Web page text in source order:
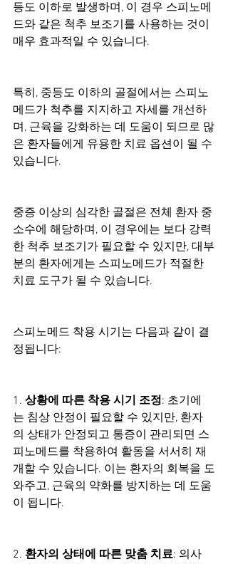
등도 이하로 발생하며, 이 경우 스피노메
드와 같은 척추 보조기를 사용하는 것이
매우 효과적일 수 있습니다.
특히, 중등도 이하의 골절에서는 스피노
메드가 척추를 지지하고 자세를 개선하
며, 근육을 강화하는 데 도움이 되므로 많
은 환자들에게 유용한 치료 옵션이 될 수
있습니다.
중증 이상의 심각한 골절은 전체 환자 중
소수에 해당하며, 이 경우에는 보다 강력
한 척추 보조기가 필요할 수 있지만, 대부
분의 환자에게는 스피노메드가 적절한
치료 도구가 될 수 있습니다.
스피노메드 착용 시기는 다음과 같이 결
정됩니다:
1. 상황에 따른 착용 시기 조정: 초기에
는 침상 안정이 필요할 수 있지만, 환자
의 상태가 안정되고 통증이 관리되면 스
피노메드를 착용하여 활동을 서서히 재
개할 수 있습니다. 이는 환자의 회복을 도
와주고, 근육의 약화를 방지하는 데 도움
이 됩니다.
2. 환자의 상태에 따른 맞춤 치료: 의사